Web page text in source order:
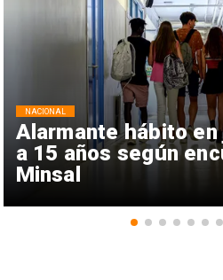
Alarmante hábito
a 15 años según
Minsal
NACIONAL